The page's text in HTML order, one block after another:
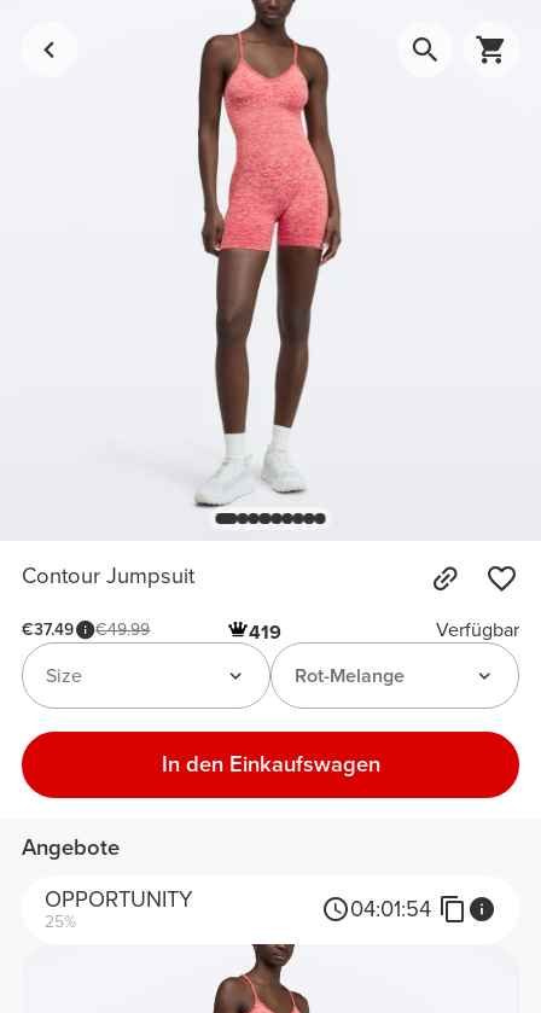
Contour Jumpsuit
€37.49 €49.99 419
Verfügbar
Rot-Melange
Size
In den Einkaufswagen
Angebote
OPPORTUNITY
25% 04:01:54